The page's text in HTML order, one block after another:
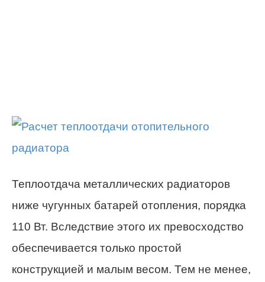
Теплоотдача металлических радиаторов
ниже чугунных батарей отопления, порядка
110 Вт. Вследствие этого их превосходство
обеспечивается только простой
конструкцией и малым весом. Тем не менее,